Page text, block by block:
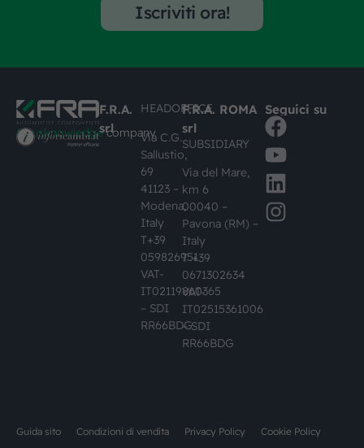
Iscriviti ora!
#busknowledgecompany
F.R.A.
srl
HEADOFFICE
Via C.G.
Sallustio,
69
41123 –
Modena,
Italy
T+39
059826951
VAT-
IT02119860365
– SDI
RR66BDG
F.R.A. ROMA
srl
SUBSIDIARY
Via del Mare,
km 6
00040 –
Pavona (RM) –
Italy
T +39
0671302634
VAT-
IT02515361006
– SDI
RR66BDG
Seguici su
Guida sito Condizioni di vendita Privacy Policy Cookie Policy